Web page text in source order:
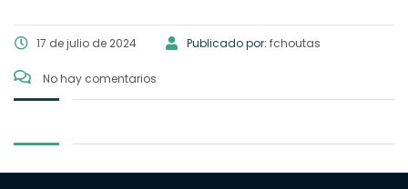
17 de julio de 2024 Publicado por: fchoutas
No hay comentarios